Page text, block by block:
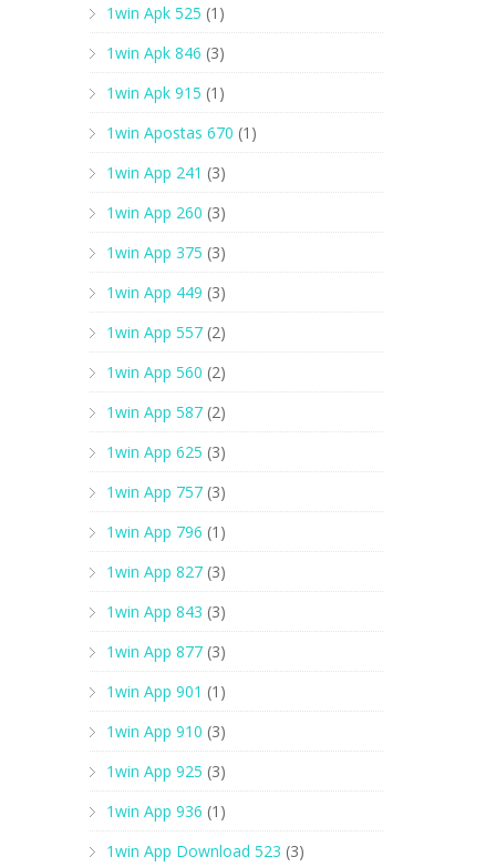
1win Apk 525 (1)
1win Apk 846 (3)
1win Apk 915 (1)
1win Apostas 670 (1)
1win App 241 (3)
1win App 260 (3)
1win App 375 (3)
1win App 449 (3)
1win App 557 (2)
1win App 560 (2)
1win App 587 (2)
1win App 625 (3)
1win App 757 (3)
1win App 796 (1)
1win App 827 (3)
1win App 843 (3)
1win App 877 (3)
1win App 901 (1)
1win App 910 (3)
1win App 925 (3)
1win App 936 (1)
1win App Download 523 (3)